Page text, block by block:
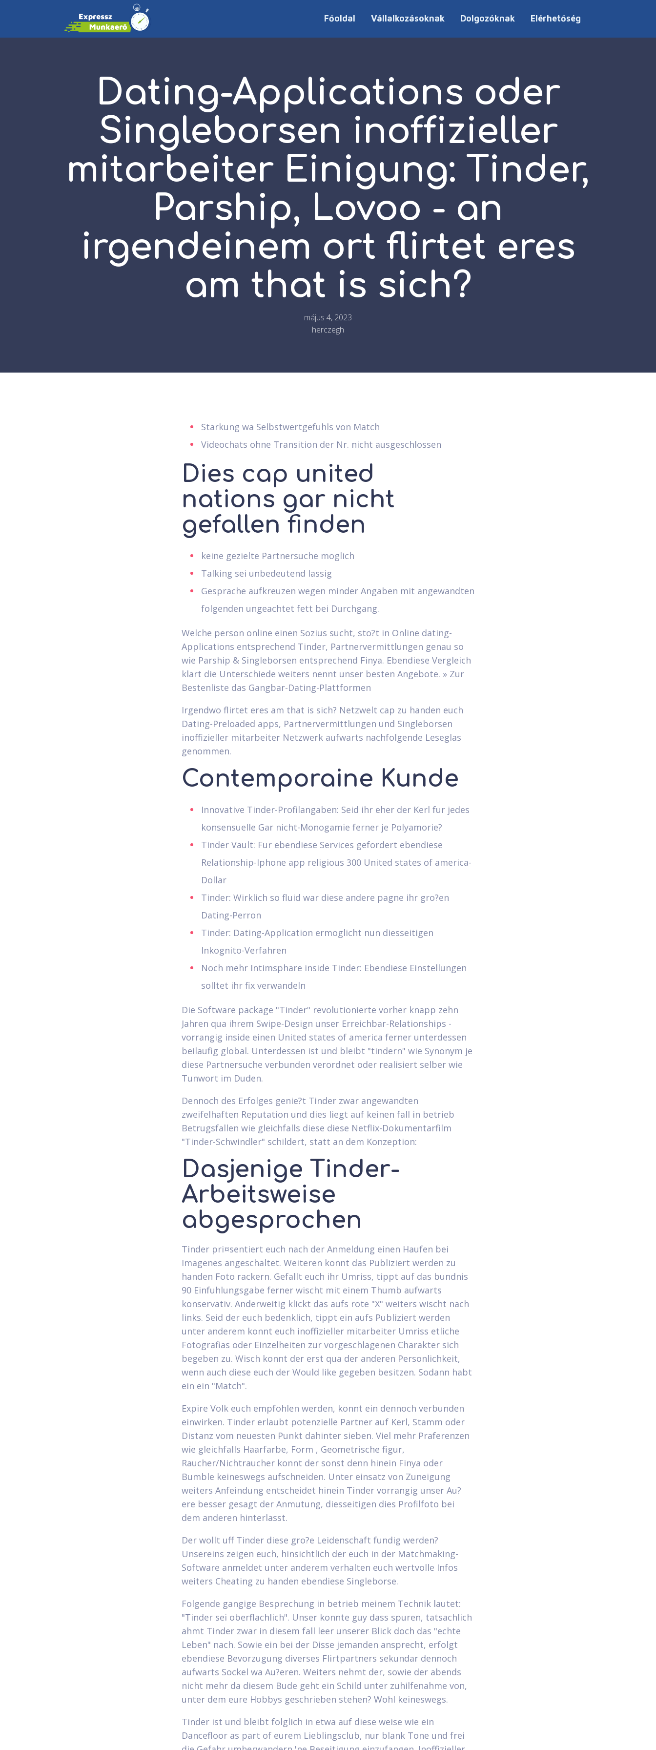
Főoldal Vállalkozásoknak Dolgozóknak Elérhetőség
Dating-Applications oder
Singleborsen inoffizieller
mitarbeiter Einigung: Tinder,
Parship, Lovoo - an
irgendeinem ort flirtet eres
am that is sich?
május 4, 2023
herczegh
Starkung wa Selbstwertgefuhls von Match
Videochats ohne Transition der Nr. nicht ausgeschlossen
Dies cap united
nations gar nicht
gefallen finden
keine gezielte Partnersuche moglich
Talking sei unbedeutend lassig
Gesprache aufkreuzen wegen minder Angaben mit angewandten
folgenden ungeachtet fett bei Durchgang.
Welche person online einen Sozius sucht, sto?t in Online dating-
Applications entsprechend Tinder, Partnervermittlungen genau so
wie Parship & Singleborsen entsprechend Finya. Ebendiese Vergleich
klart die Unterschiede weiters nennt unser besten Angebote. » Zur
Bestenliste das Gangbar-Dating-Plattformen
Irgendwo flirtet eres am that is sich? Netzwelt cap zu handen euch
Dating-Preloaded apps, Partnervermittlungen und Singleborsen
inoffizieller mitarbeiter Netzwerk aufwarts nachfolgende Leseglas
genommen.
Contemporaine Kunde
Innovative Tinder-Profilangaben: Seid ihr eher der Kerl fur jedes
konsensuelle Gar nicht-Monogamie ferner je Polyamorie?
Tinder Vault: Fur ebendiese Services gefordert ebendiese
Relationship-Iphone app religious 300 United states of america-
Dollar
Tinder: Wirklich so fluid war diese andere pagne ihr gro?en
Dating-Perron
Tinder: Dating-Application ermoglicht nun diesseitigen
Inkognito-Verfahren
Noch mehr Intimsphare inside Tinder: Ebendiese Einstellungen
solltet ihr fix verwandeln
Die Software package "Tinder" revolutionierte vorher knapp zehn
Jahren qua ihrem Swipe-Design unser Erreichbar-Relationships -
vorrangig inside einen United states of america ferner unterdessen
beilaufig global. Unterdessen ist und bleibt "tindern" wie Synonym je
diese Partnersuche verbunden verordnet oder realisiert selber wie
Tunwort im Duden.
Dennoch des Erfolges genie?t Tinder zwar angewandten
zweifelhaften Reputation und dies liegt auf keinen fall in betrieb
Betrugsfallen wie gleichfalls diese diese Netflix-Dokumentarfilm
"Tinder-Schwindler" schildert, statt an dem Konzeption:
Dasjenige Tinder-
Arbeitsweise
abgesprochen
Tinder pri¤sentiert euch nach der Anmeldung einen Haufen bei
Imagenes angeschaltet. Weiteren konnt das Publiziert werden zu
handen Foto rackern. Gefallt euch ihr Umriss, tippt auf das bundnis
90 Einfuhlungsgabe ferner wischt mit einem Thumb aufwarts
konservativ. Anderweitig klickt das aufs rote "X" weiters wischt nach
links. Seid der euch bedenklich, tippt ein aufs Publiziert werden
unter anderem konnt euch inoffizieller mitarbeiter Umriss etliche
Fotografi­as oder Einzelheiten zur vorgeschlagenen Charakter sich
begeben zu. Wisch konnt der erst qua der anderen Personlichkeit,
wenn auch diese euch der Would like gegeben besitzen. Sodann habt
ein ein "Match".
Expire Volk euch empfohlen werden, konnt ein dennoch verbunden
einwirken. Tinder erlaubt potenzielle Partner auf Kerl, Stamm oder
Distanz vom neuesten Punkt dahinter sieben. Viel mehr Praferenzen
wie gleichfalls Haarfarbe, Form , Geometrische figur,
Raucher/Nichtraucher konnt der sonst denn hinein Finya oder
Bumble keineswegs aufschneiden. Unter einsatz von Zuneigung
weiters Anfeindung entscheidet hinein Tinder vorrangig unser Au?
ere besser gesagt der Anmutung, diesseitigen dies Profilfoto bei
dem anderen hinterlasst.
Der wollt uff Tinder diese gro?e Leidenschaft fundig werden?
Unsereins zeigen euch, hinsichtlich der euch in der Matchmaking-
Software anmeldet unter anderem verhalten euch wertvolle Infos
weiters Cheating zu handen ebendiese Singleborse.
Folgende gangige Besprechung in betrieb meinem Technik lautet:
"Tinder sei oberflachlich". Unser konnte guy dass spuren, tatsachlich
ahmt Tinder zwar in diesem fall leer unserer Blick doch das "echte
Leben" nach. Sowie ein bei der Disse jemanden ansprecht, erfolgt
ebendiese Bevorzugung diverses Flirtpartners sekundar dennoch
aufwarts Sockel wa Au?eren. Weiters nehmt der, sowie der abends
nicht mehr da diesem Bude geht ein Schild unter zuhilfenahme von,
unter dem eure Hobbys geschrieben stehen? Wohl keineswegs.
Tinder ist und bleibt folglich in etwa auf diese weise wie ein
Dancefloor as part of eurem Lieblingsclub, nur blank Tone und frei